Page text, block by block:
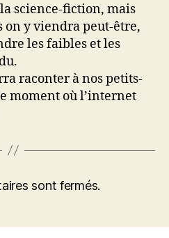
la science-fiction, mais
on y viendra peut-être,
les faibles et les
raconter à nos petits-
moment où l’internet
sont fermés.